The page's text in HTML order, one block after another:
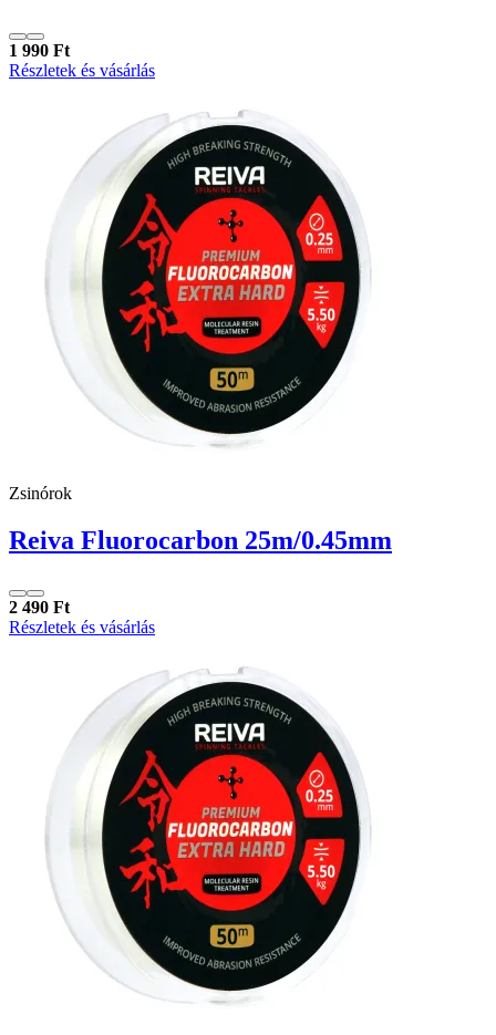
1 990 Ft
Részletek és vásárlás
Zsinórok
Reiva Fluorocarbon 25m/0.45mm
2 490 Ft
Részletek és vásárlás